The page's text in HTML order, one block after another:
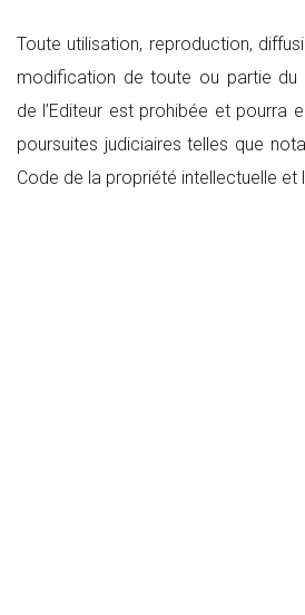
Toute utilisation, reproduction,
modification de toute ou partie du
de l’Editeur est prohibée et pourra
poursuites judiciaires telles que
Code de la propriété intellectuelle et